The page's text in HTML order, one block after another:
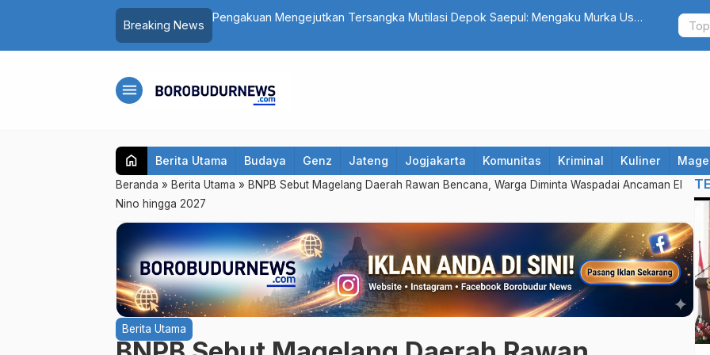
Breaking News
Daftar 8 Dokter dan Perawat yang Terseret Polemik Komentar Yurizal, Keluarga
Catat! 10
Hindari
menu
home Berita Utama Budaya Genz Jateng Jogjakarta Komunitas Kriminal Kuliner
Beranda » Berita Utama » BNPB Sebut Magelang Daerah Rawan Bencana, Warga Diminta Waspadai Ancaman El
Nino hingga 2027
Berita Utama